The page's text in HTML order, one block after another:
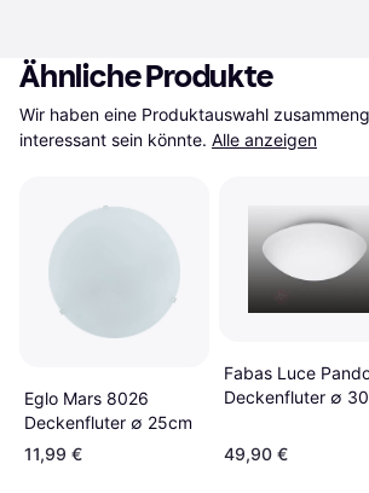
Ähnliche Produkte
Wir haben eine Produktauswahl
interessant sein könnte. Alle anzeigen
Eglo Mars 8026
Deckenfluter ∅ 25cm
11,99 €
Fabas Luce
Deckenfluter ∅
49,90 €